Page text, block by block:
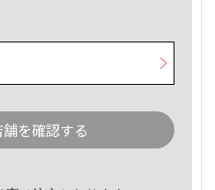
を確認する